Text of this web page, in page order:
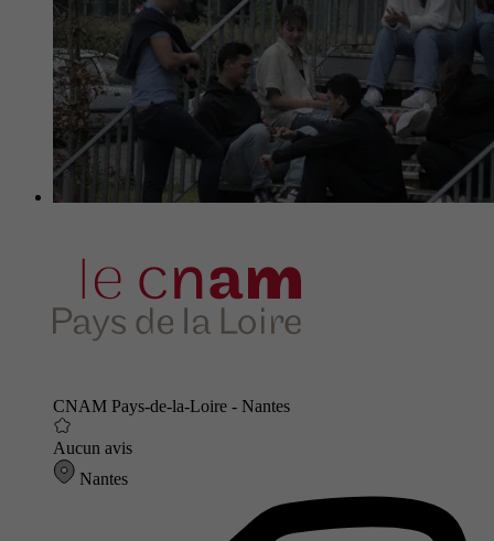
CNAM Pays-de-la-Loire - Nantes
Aucun avis
Nantes